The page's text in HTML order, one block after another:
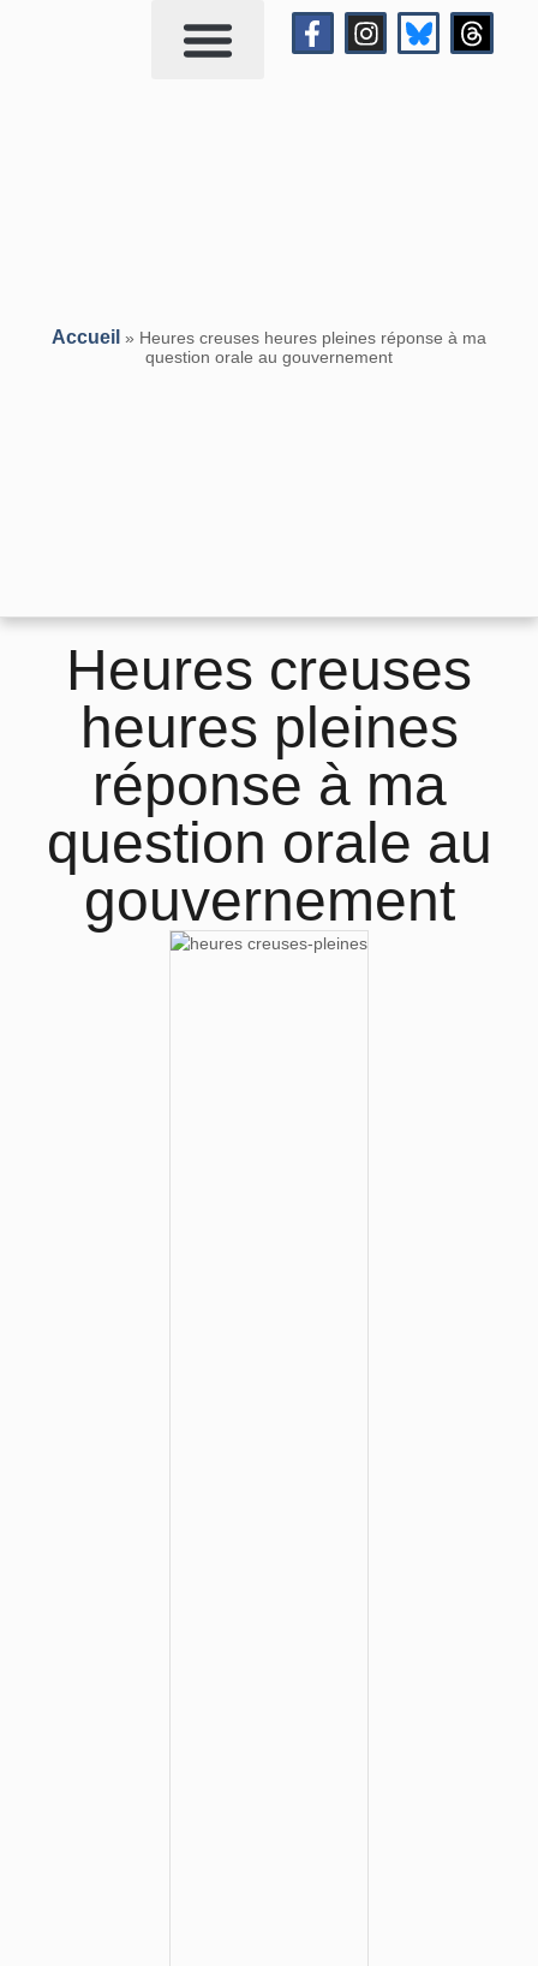
Accueil » Heures creuses heures pleines réponse à ma
question orale au gouvernement
Heures creuses
heures pleines
réponse à ma
question orale au
gouvernement